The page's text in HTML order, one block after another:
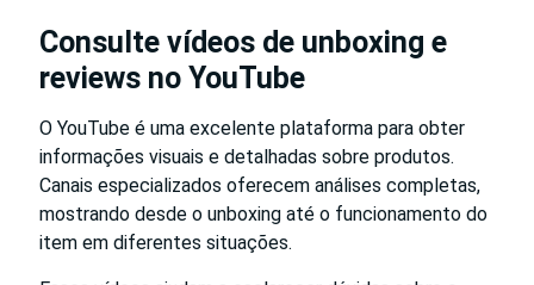
Consulte vídeos de unboxing e
reviews no YouTube
O YouTube é uma excelente plataforma para obter
informações visuais e detalhadas sobre produtos.
Canais especializados oferecem análises completas,
mostrando desde o unboxing até o funcionamento do
item em diferentes situações.